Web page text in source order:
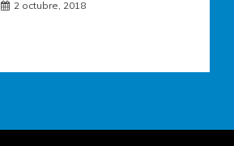
2 octubre, 2018